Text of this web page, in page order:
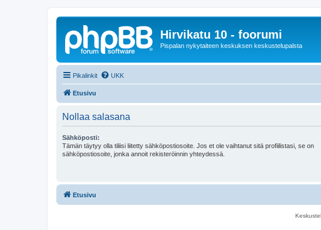
Hirvikatu 10 - foorumi
Pispalan nykytaiteen keskuksen keskustelupalsta
Pikalinkit UKK
Etusivu
Nollaa salasana
Sähköposti:
Tämän täytyy olla tiliisi liitetty sähköpostiosoite. Jos et ole vaihtanut sitä profiilistasi, se on
sähköpostiosoite, jonka annoit rekisteröinnin yhteydessä.
Etusivu